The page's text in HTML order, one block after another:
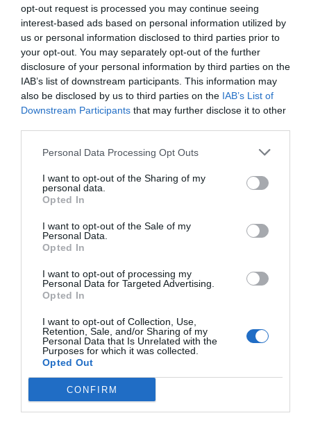
opt-out request is processed you may continue seeing
interest-based ads based on personal information utilized by
us or personal information disclosed to third parties prior to
your opt-out. You may separately opt-out of the further
disclosure of your personal information by third parties on the
IAB’s list of downstream participants. This information may
also be disclosed by us to third parties on the IAB’s List of
Downstream Participants that may further disclose it to other
Personal Data Processing Opt Outs
I want to opt-out of the Sharing of my
personal data.
Opted In
I want to opt-out of the Sale of my
Personal Data.
Opted In
I want to opt-out of processing my
Personal Data for Targeted Advertising.
Opted In
I want to opt-out of Collection, Use,
Retention, Sale, and/or Sharing of my
Personal Data that Is Unrelated with the
Purposes for which it was collected.
Opted Out
CONFIRM